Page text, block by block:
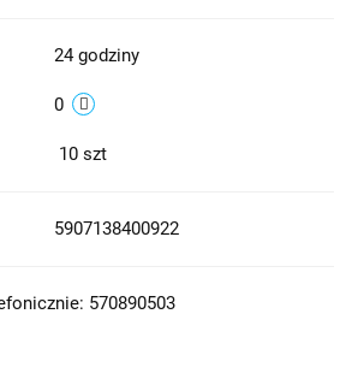
24 godziny
0
10 szt
5907138400922
570890503